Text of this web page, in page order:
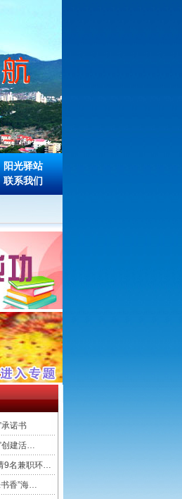
阳光驿站
联系我们
承诺书
创建活…
9名兼职环…
书香”海…